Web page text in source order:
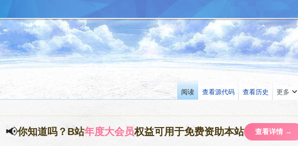
📢你知道吗？B站年度大会员权益可用于免费资助本站 查看详情 →
阅读 查看源代码 查看历史 更多